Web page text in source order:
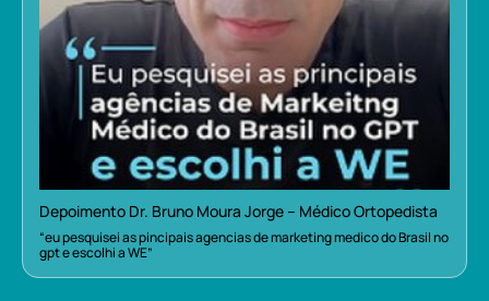
Depoimento Dr. Bruno Moura Jorge – Médico Ortopedista
“eu pesquisei as pincipais agencias de marketing medico do Brasil no
gpt e escolhi a WE”